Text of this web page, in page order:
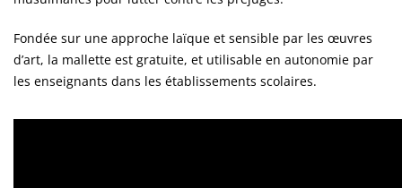
Fondée sur une approche laïque et sensible par les œuvres
d’art, la mallette est gratuite, et utilisable en autonomie par
les enseignants dans les établissements scolaires.